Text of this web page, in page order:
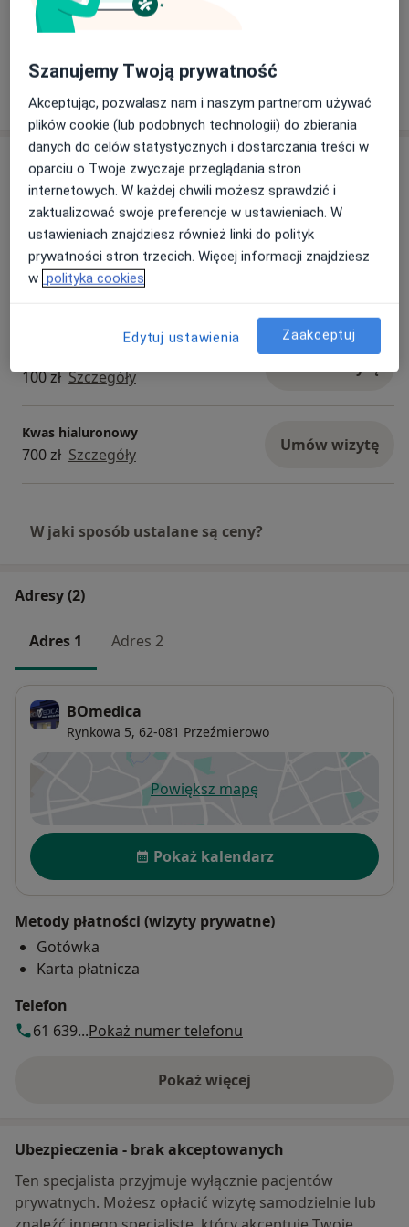
Zobacz galerię (5)
Pokaż więcejo doświadczeniu
Usługi i ceny
Konsultacja ortopedyczna
300 zł Szczegóły Umów wizytę
Konsultacja ortopedyczna + USG
100 zł Szczegóły Umów wizytę
Kwas hialuronowy
700 zł Szczegóły Umów wizytę
W jaki sposób ustalane są ceny?
Adresy (2)
Adres 1 Adres 2
BOmedica
Rynkowa 5, 62-081 Przeźmierowo
Powiększ mapęotwiera się w nowej karcie
Dostępność
Pokaż kalendarz
Metody płatności (wizyty prywatne)
Gotówka
Karta płatnicza
Telefon
61 639...Pokaż numer telefonu
Pokaż więcej
o adresie
Ubezpieczenia - brak akceptowanych
Ten specjalista przyjmuje wyłącznie pacjentów
prywatnych. Możesz opłacić wizytę samodzielnie lub
Szanujemy Twoją prywatność
Akceptując, pozwalasz nam i naszym partnerom używać
plików cookie (lub podobnych technologii) do zbierania
danych do celów statystycznych i dostarczania treści w
oparciu o Twoje zwyczaje przeglądania stron
internetowych. W każdej chwili możesz sprawdzić i
zaktualizować swoje preferencje w ustawieniach. W
ustawieniach znajdziesz również linki do polityk
prywatności stron trzecich. Więcej informacji znajdziesz
w polityka cookies
Edytuj ustawienia Zaakceptuj